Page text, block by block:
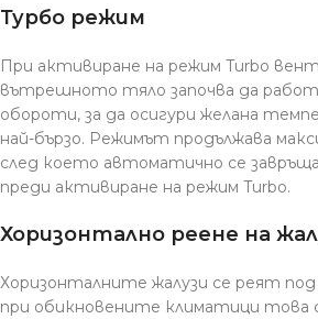
Турбо режим
При активиране на режим Turbo
вътрешното тяло започва да
обороти, за да осигури желана
най-бързо. Режимът продължава
след което автоматично се
преди активиране на режим Turbo.
Хоризонтално реене на
Хоризонталните жалузи се реят под
при обикновените климатици това